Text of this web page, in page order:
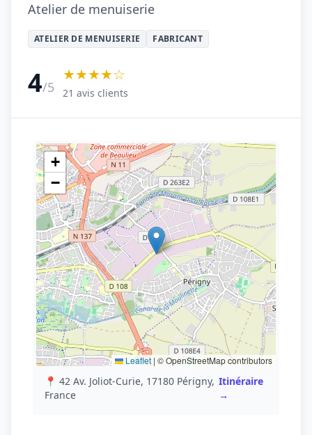
Atelier de menuiserie
ATELIER DE MENUISERIE FABRICANT
4/5
★★★★☆
21 avis clients
+
−
Leaflet | © OpenStreetMap contributors
📍 42 Av. Joliot-Curie, 17180 Périgny,
France
Itinéraire
→